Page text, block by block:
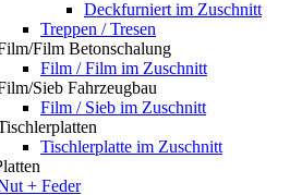
Deckfurniert im Zuschnitt
Treppen / Tresen
Film Betonschalung
Film / Film im Zuschnitt
Sieb Fahrzeugbau
Film / Sieb im Zuschnitt
Tischlerplatte im Zuschnitt
+ Feder